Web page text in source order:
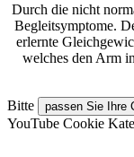
Durch die nicht
Begleitsymptome.
erlernte
welches den Arm
Bitte
YouTube Cookie